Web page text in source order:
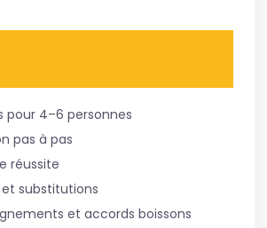
pour 4–6 personnes
pas à pas
réussite
substitutions
et accords boissons